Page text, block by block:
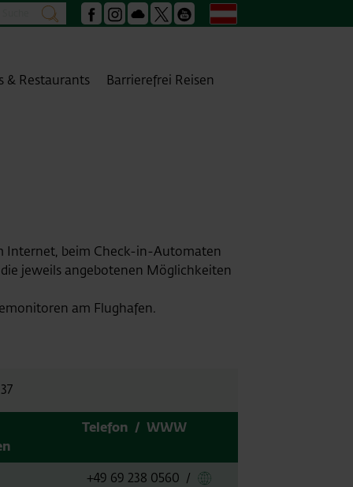
suchen Facebook
Instagram
Podcast YoutubeDeutsch
& Restaurants Barrierefrei Reisen
Internet, beim Check-in-Automaten
jeweils angebotenen Möglichkeiten
am Flughafen.
Telefon / WWW
+49 69 238 0560 /